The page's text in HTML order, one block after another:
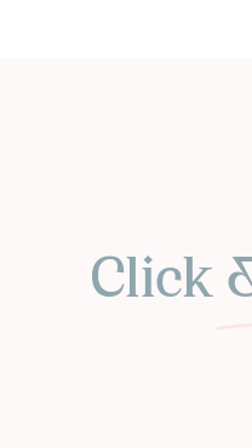
Click